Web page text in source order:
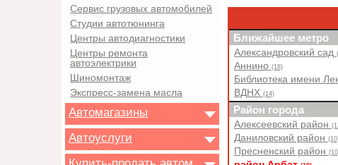
Сервис грузовых автомобилей
Студии автотюнинга
Центры автодиагностики
Центры ремонта
автоэлектрики
Шиномонтаж
Экспресс-замена масла
Автомагазины
Автоуслуги
Ближайшее метро
Александровский сад
Аннино (18)
Библиотека имени
ВДНХ (14)
Район города
Алексеевский район
Даниловский район
Пресненский район